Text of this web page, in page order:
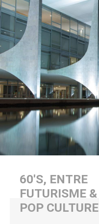
60'S, ENTRE
FUTURISME &
POP CULTURE